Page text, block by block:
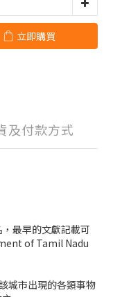
立即購買
及付款方式
最早的文獻記載可
of Tamil Nadu
城市出現的各類事物